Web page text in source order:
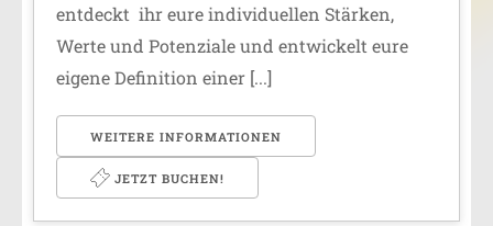
entdeckt ihr eure individuellen Stärken,
Werte und Potenziale und entwickelt eure
eigene Definition einer [...]
WEITERE INFORMATIONEN
JETZT BUCHEN!